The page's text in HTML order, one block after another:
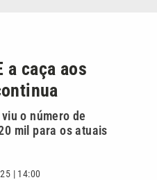
a caça aos
o número de
mil para os atuais
| 14:00